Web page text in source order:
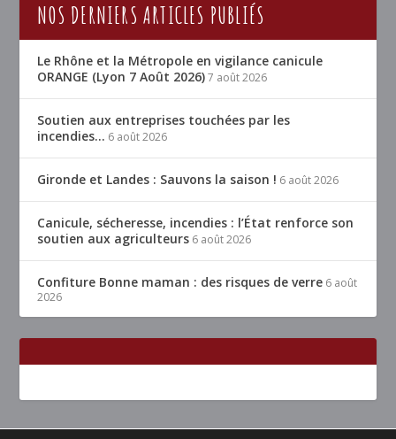
NOS DERNIERS ARTICLES PUBLIÉS
Le Rhône et la Métropole en vigilance canicule
ORANGE (Lyon 7 Août 2026) 7 août 2026
Soutien aux entreprises touchées par les
incendies… 6 août 2026
Gironde et Landes : Sauvons la saison ! 6 août 2026
Canicule, sécheresse, incendies : l’État renforce son
soutien aux agriculteurs 6 août 2026
Confiture Bonne maman : des risques de verre 6 août
2026